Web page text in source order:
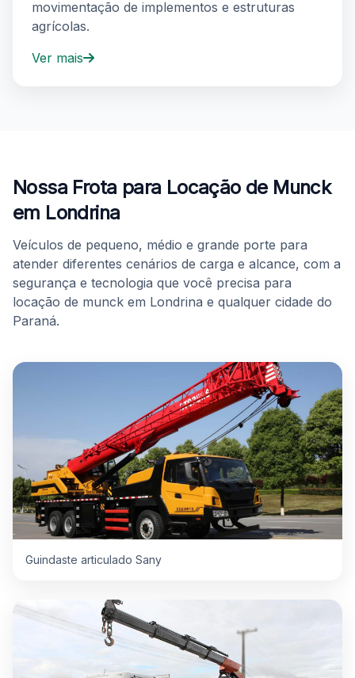
movimentação de implementos e estruturas
agrícolas.
Ver mais
Nossa Frota para Locação de Munck
em Londrina
Veículos de pequeno, médio e grande porte para
atender diferentes cenários de carga e alcance, com a
segurança e tecnologia que você precisa para
locação de munck em Londrina e qualquer cidade do
Paraná.
Guindaste articulado Sany